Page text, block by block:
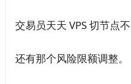
交易员天天 VPS 切节点
还有那个风险限额调整。